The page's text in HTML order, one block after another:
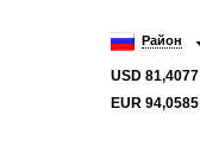
Район
USD 81,4077
EUR 94,0585